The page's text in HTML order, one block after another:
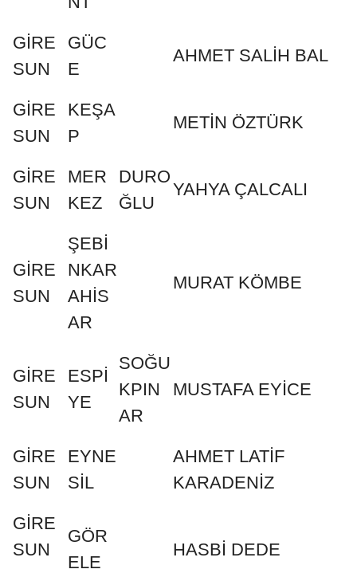
GİRE
SUN
GÜC
E
AHMET SALİH BAL
GİRE
SUN
KEŞA
P
METİN ÖZTÜRK
GİRE
SUN
MER
KEZ
DURO
ĞLU
YAHYA ÇALCALI
GİRE
SUN
ŞEBİ
NKAR
AHİS
AR
MURAT KÖMBE
GİRE
SUN
ESPİ
YE
SOĞU
KPIN
AR
MUSTAFA EYİCE
GİRE
SUN
EYNE
SİL
AHMET LATİF
KARADENİZ
GİRE
SUN
GÖR
ELE
HASBİ DEDE